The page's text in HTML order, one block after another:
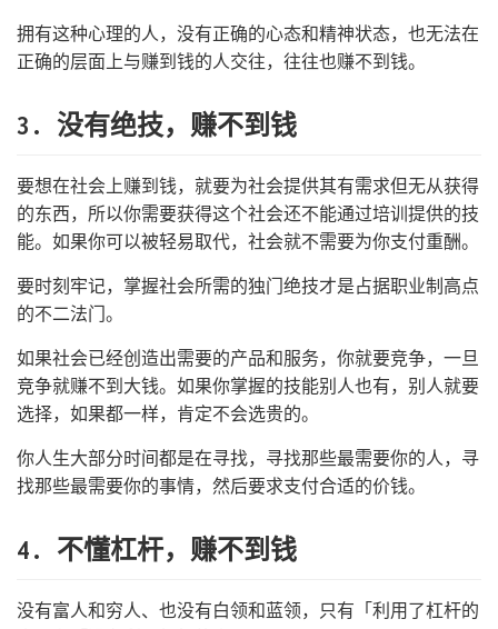
拥有这种心理的人，没有正确的心态和精神状态，也无法在
正确的层面上与赚到钱的人交往，往往也赚不到钱。
3. 没有绝技，赚不到钱
要想在社会上赚到钱，就要为社会提供其有需求但无从获得
的东西，所以你需要获得这个社会还不能通过培训提供的技
能。如果你可以被轻易取代，社会就不需要为你支付重酬。
要时刻牢记，掌握社会所需的独门绝技才是占据职业制高点
的不二法门。
如果社会已经创造出需要的产品和服务，你就要竞争，一旦
竞争就赚不到大钱。如果你掌握的技能别人也有，别人就要
选择，如果都一样，肯定不会选贵的。
你人生大部分时间都是在寻找，寻找那些最需要你的人，寻
找那些最需要你的事情，然后要求支付合适的价钱。
4. 不懂杠杆，赚不到钱
没有富人和穷人、也没有白领和蓝领，只有「利用了杠杆的